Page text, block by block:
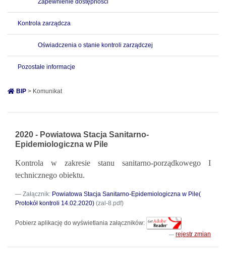
Zapewnienie dostępności
Kontrola zarządcza
Oświadczenia o stanie kontroli zarządczej
Pozostałe informacje
BIP > Komunikat
2020 - Powiatowa Stacja Sanitarno-
Epidemiologiczna w Pile
Kontrola w zakresie stanu sanitarno-porządkowego I
technicznego obiektu.
Załącznik: Powiatowa Stacja Sanitarno-Epidemiologiczna w Pile(
Protokół kontroli 14.02.2020) (zal-8.pdf)
Pobierz aplikację do wyświetlania załączników:
rejestr zmian